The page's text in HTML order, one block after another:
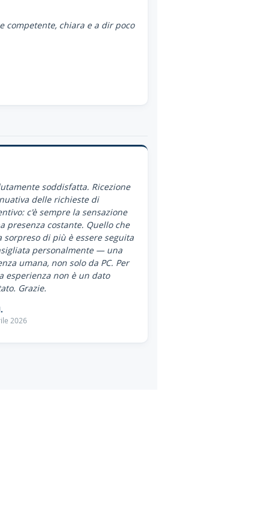
competente, chiara e a dir poco
soddisfatta. Ricezione
delle richieste di
c'è sempre la sensazione
presenza costante. Quello che
sorpreso di più è essere seguita
personalmente — una
umana, non solo da PC. Per
esperienza non è un dato
Grazie.
2026